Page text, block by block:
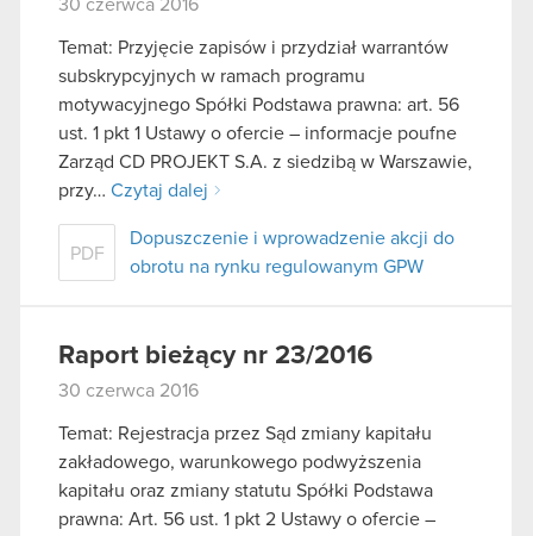
30 czerwca 2016
Temat: Przyjęcie zapisów i przydział warrantów
subskrypcyjnych w ramach programu
motywacyjnego Spółki Podstawa prawna: art. 56
ust. 1 pkt 1 Ustawy o ofercie – informacje poufne
Zarząd CD PROJEKT S.A. z siedzibą w Warszawie,
przy… Czytaj dalej
PDF
Dopuszczenie i wprowadzenie akcji do
obrotu na rynku regulowanym GPW
Raport bieżący nr 23/2016
30 czerwca 2016
Temat: Rejestracja przez Sąd zmiany kapitału
zakładowego, warunkowego podwyższenia
kapitału oraz zmiany statutu Spółki Podstawa
prawna: Art. 56 ust. 1 pkt 2 Ustawy o ofercie –